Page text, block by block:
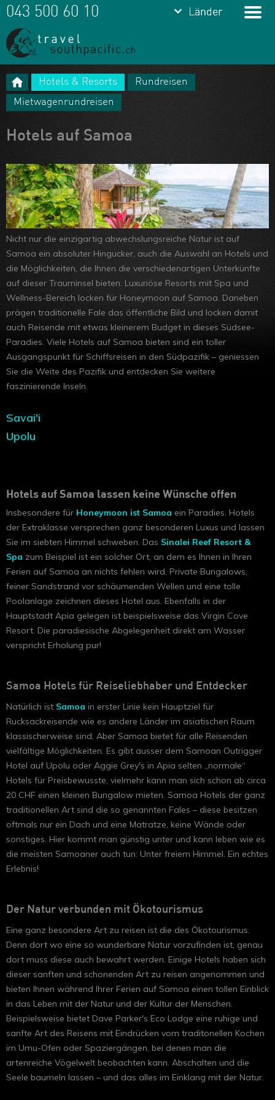
Meine Favoriten
Team
Über uns
Feedbacks
Kontakt
ARVB
keyboard_arrow_down Länder
Cook Islands
Vanuatu
Neukaledonien
keyboard_arrow_down Länder
043 500 60 10
Hotels & Resorts
Rundreisen
Mietwagenrundreisen
Hotels auf Samoa
Nicht nur die einzigartig abwechslungsreiche Natur ist auf
Samoa ein absoluter Hingucker, auch die Auswahl an Hotels und
die Möglichkeiten, die Ihnen die verschiedenartigen Unterkünfte
auf dieser Trauminsel bieten. Luxuriöse Resorts mit Spa und
Wellness-Bereich locken für Honeymoon auf Samoa. Daneben
prägen traditionelle Fale das öffentliche Bild und locken damit
auch Reisende mit etwas kleinerem Budget in dieses Südsee-
Paradies. Viele Hotels auf Samoa bieten sind ein toller
Ausgangspunkt für Schiffsreisen in den Südpazifik – geniessen
Sie die Weite des Pazifik und entdecken Sie weitere
faszinierende Inseln.
Savai'i
Upolu
Hotels auf Samoa lassen keine Wünsche offen
Insbesondere für Honeymoon ist Samoa ein Paradies. Hotels
der Extraklasse versprechen ganz besonderen Luxus und lassen
Sie im siebten Himmel schweben. Das Sinalei Reef Resort &
Spa zum Beispiel ist ein solcher Ort, an dem es Ihnen in Ihren
Ferien auf Samoa an nichts fehlen wird. Private Bungalows,
feiner Sandstrand vor schäumenden Wellen und eine tolle
Poolanlage zeichnen dieses Hotel aus. Ebenfalls in der
Hauptstadt Apia gelegen ist beispielsweise das Virgin Cove
Resort. Die paradiesische Abgelegenheit direkt am Wasser
verspricht Erholung pur!
Samoa Hotels für Reiseliebhaber und Entdecker
Natürlich ist Samoa in erster Linie kein Hauptziel für
Rucksackreisende wie es andere Länder im asiatischen Raum
klassischerweise sind. Aber Samoa bietet für alle Reisenden
vielfältige Möglichkeiten. Es gibt ausser dem Samoan Outrigger
Hotel auf Upolu oder Aggie Grey's in Apia selten „normale“
Hotels für Preisbewusste, vielmehr kann man sich schon ab circa
20 CHF einen kleinen Bungalow mieten. Samoa Hotels der ganz
traditionellen Art sind die so genannten Fales – diese besitzen
oftmals nur ein Dach und eine Matratze, keine Wände oder
sonstiges. Hier kommt man günstig unter und kann leben wie es
die meisten Samoaner auch tun: Unter freiem Himmel. Ein echtes
Erlebnis!
Der Natur verbunden mit Ökotourismus
Eine ganz besondere Art zu reisen ist die des Ökotourismus.
Denn dort wo eine so wunderbare Natur vorzufinden ist, genau
dort muss diese auch bewahrt werden. Einige Hotels haben sich
dieser sanften und schonenden Art zu reisen angenommen und
bieten Ihnen während Ihrer Ferien auf Samoa einen tollen Einblick
in das Leben mit der Natur und der Kultur der Menschen.
Beispielsweise bietet Dave Parker's Eco Lodge eine ruhige und
sanfte Art des Reisens mit Eindrücken vom traditonellen Kochen
im Umu-Ofen oder Spaziergängen, bei denen man die
artenreiche Vögelwelt beobachten kann. Abschalten und die
Seele baumeln lassen – und das alles im Einklang mit der Natur.